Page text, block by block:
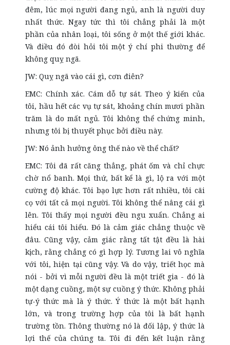
đêm, lúc mọi người đang ngủ, anh là người duy
nhất thức. Ngay tức thì tôi chẳng phải là một
phần của nhân loại, tôi sống ở một thế giới khác.
Và điều đó đòi hỏi tôi một ý chí phi thường để
không quỵ ngã.
JW: Quỵ ngã vào cái gì, cơn điên?
EMC: Chính xác. Cám dỗ tự sát. Theo ý kiến của
tôi, hầu hết các vụ tự sát, khoảng chín mươi phần
trăm là do mất ngủ. Tôi không thể chứng minh,
nhưng tôi bị thuyết phục bởi điều này.
JW: Nó ảnh hưởng ông thế nào về thể chất?
EMC: Tôi đã rất căng thẳng, phát ốm và chỉ chực
chờ nổ banh. Mọi thứ, bất kể là gì, lộ ra với một
cường độ khác. Tôi bạo lực hơn rất nhiều, tôi cãi
cọ với tất cả mọi người. Tôi không thể nâng cái gì
lên. Tôi thấy mọi người đều ngu xuẩn. Chẳng ai
hiểu cái tôi hiểu. Đó là cảm giác chẳng thuộc về
đâu. Cũng vậy, cảm giác rằng tất tật đều là hài
kịch, rằng chẳng có gì hợp lý. Tương lai vô nghĩa
với tôi, hiện tại cũng vậy. Và do vậy, triết học mà
nói - bởi vì mỗi người đều là một triết gia - đó là
một dạng cuồng, một sự cuồng ý thức. Không phải
tự-ý thức mà là ý thức. Ý thức là một bất hạnh
lớn, và trong trường hợp của tôi là bất hạnh
trường tồn. Thông thường nó là đối lập, ý thức là
lợi thế của chúng ta. Tôi đi đến kết luận rằng